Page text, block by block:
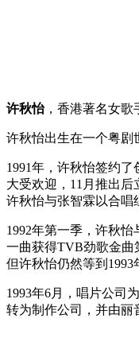
许秋怡 ，香港著名女
许秋怡出生在一个粤剧
1991年，许秋怡签约
大受欢迎，11月推出
许秋怡与张智霖以合唱
1992年第一季，许秋
一曲获得TVB劲歌金曲
但许秋怡仍然等到1993
1993年6月，唱片公司
转为制作公司，并由丽